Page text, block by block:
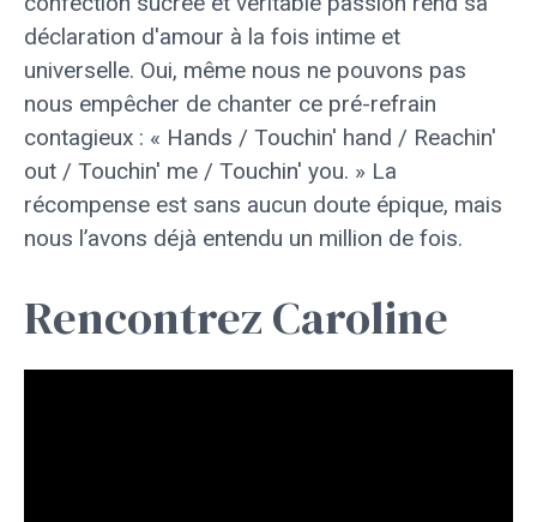
déclaration d'amour à la fois intime et
universelle. Oui, même nous ne pouvons pas
nous empêcher de chanter ce pré-refrain
contagieux : « Hands / Touchin' hand / Reachin'
out / Touchin' me / Touchin' you. » La
récompense est sans aucun doute épique, mais
nous l’avons déjà entendu un million de fois.
Rencontrez Caroline